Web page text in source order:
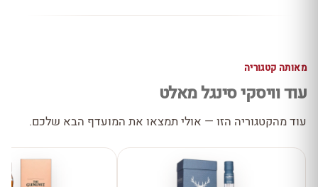
מאותה קטגוריה
עוד וויסקי סינגל מאלט
עוד מהקטגוריה הזו — אולי תמצאו את המועדף הבא שלכם.